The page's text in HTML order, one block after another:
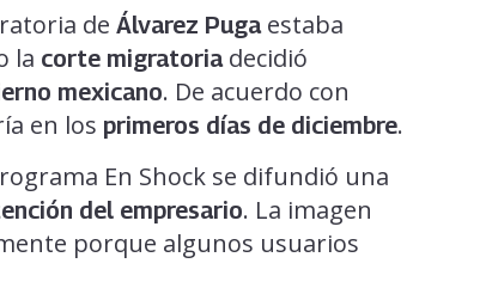
de Álvarez Puga estaba
la corte migratoria decidió
mexicano. De acuerdo con
en los primeros días de diciembre.
En Shock se difundió una
del empresario. La imagen
porque algunos usuarios